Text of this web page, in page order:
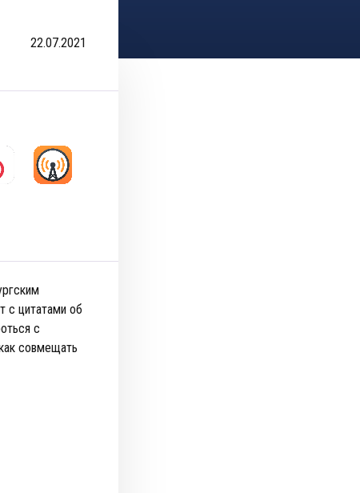
22.07.2021
с цитатами об
с
совмещать